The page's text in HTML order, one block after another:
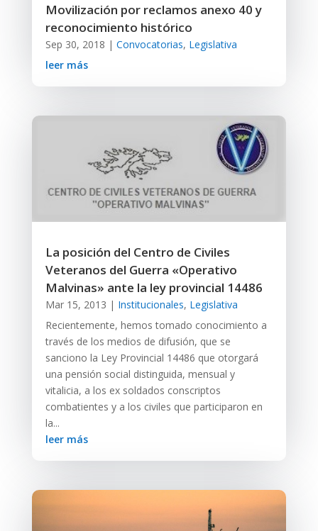
Movilización por reclamos anexo 40 y
reconocimiento histórico
Sep 30, 2018 | Convocatorias, Legislativa
leer más
La posición del Centro de Civiles
Veteranos del Guerra «Operativo
Malvinas» ante la ley provincial 14486
Mar 15, 2013 | Institucionales, Legislativa
Recientemente, hemos tomado conocimiento a
través de los medios de difusión, que se
sanciono la Ley Provincial 14486 que otorgará
una pensión social distinguida, mensual y
vitalicia, a los ex soldados conscriptos
combatientes y a los civiles que participaron en
la...
leer más